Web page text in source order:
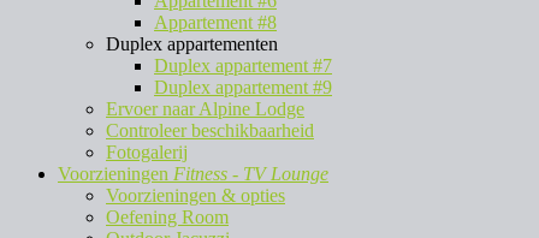
Appartement #8
Duplex appartementen
Duplex appartement #7
Duplex appartement #9
Ervoer naar Alpine Lodge
Controleer beschikbaarheid
Fotogalerij
Voorzieningen Fitness - TV Lounge
Voorzieningen & opties
Oefening Room